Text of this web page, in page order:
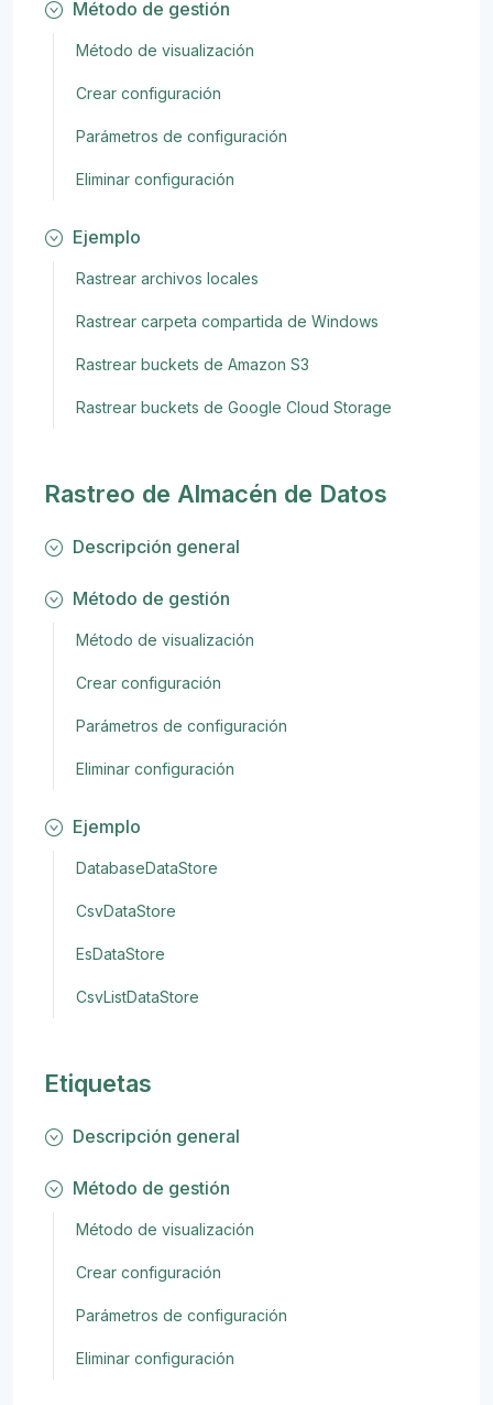
Método de gestión
Método de visualización
Crear configuración
Parámetros de configuración
Eliminar configuración
Ejemplo
Rastrear archivos locales
Rastrear carpeta compartida de Windows
Rastrear buckets de Amazon S3
Rastrear buckets de Google Cloud Storage
Rastreo de Almacén de Datos
Descripción general
Método de gestión
Método de visualización
Crear configuración
Parámetros de configuración
Eliminar configuración
Ejemplo
DatabaseDataStore
CsvDataStore
EsDataStore
CsvListDataStore
Etiquetas
Descripción general
Método de gestión
Método de visualización
Crear configuración
Parámetros de configuración
Eliminar configuración